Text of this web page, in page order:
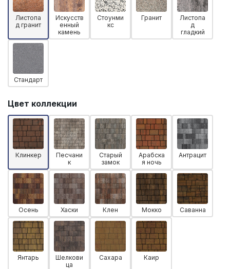
Листопа
д гранит
Искусств
енный
камень
Стоунми
кс
Гранит
Листопа
д
гладкий
Стандарт
Цвет коллекции
Клинкер
Песчани
к
Старый
замок
Арабска
я ночь
Антрацит
Осень Хаски Клен Мокко Саванна
Янтарь
Шелкови
ца
Сахара Каир